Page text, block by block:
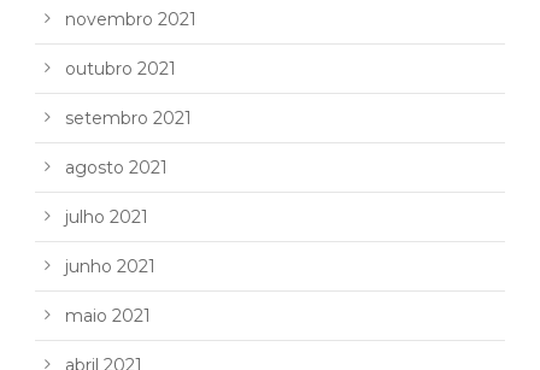
novembro 2021
outubro 2021
setembro 2021
agosto 2021
julho 2021
junho 2021
maio 2021
abril 2021